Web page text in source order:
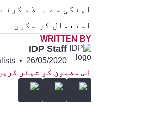
آہنگی سے منظم
استعمال کر سکیں۔
WRITTEN BY
IDP Staff
26/05/2020
•
اس مضمون کو شیئر